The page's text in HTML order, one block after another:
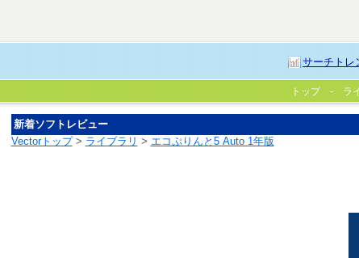
サーチトレ
トップ ラ
新着ソフトレビュー
Vectorトップ> ライブラリ > エコぷりんと5 Auto 1年版